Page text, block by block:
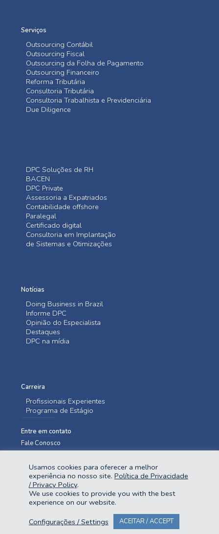
Serviços
Outsourcing Contábil
Outsourcing Fiscal
Outsourcing da Folha de Pagamento
Outsourcing Financeiro
Reforma Tributária
Consultoria Tributária
Consultoria Trabalhista e Previdenciária
Due Diligence
DPC Soluções de RH
BACEN
DPC Private
Assessoria a Expatriados
Contabilidade offshore
Paralegal
Certificado digital
Consultoria em Implantação
de Sistemas e Otimizações
Notícias
Doing Business in Brazil
Informe DPC
Opinião do Especialista
Destaques
DPC na mídia
Carreira
Profissionais Experientes
Programa de Estágio
Entre em contato
Fale Conosco
@2023 Domingues e Pinho Contadores. Todos os direitos reservados.
Usamos cookies para oferecer a melhor
experiência no nosso site. Política de Privacidade
/ Privacy Policy.
We use cookies to provide you with the best
experience on our website.
Configurações / Settings
ACEITAR / ACCEPT